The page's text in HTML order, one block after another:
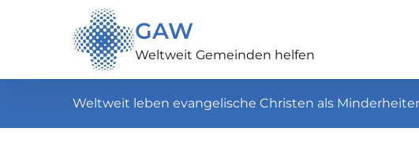
GAW
Weltweit Gemeinden helfen
Weltweit leben evangelische Christen als